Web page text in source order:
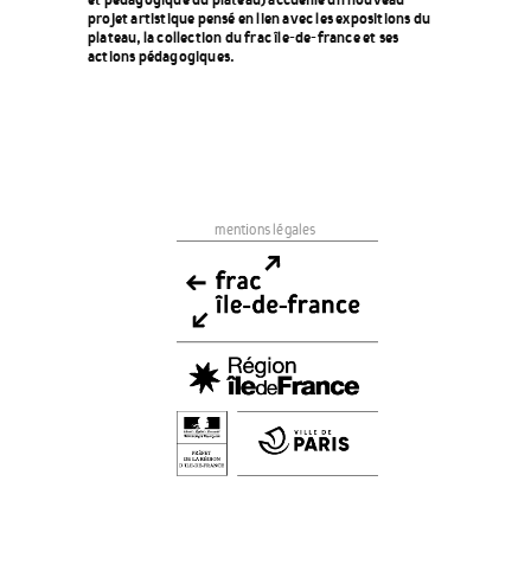
projet artistique pensé en lien avec les expositions du
plateau, la collection du frac île-de-france et ses
actions pédagogiques.
mentions légales